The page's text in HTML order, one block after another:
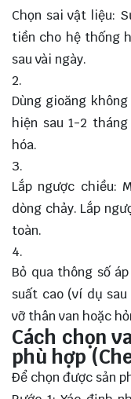
Chọn sai vật liệu:
tiền cho hệ thống
sau vài ngày.
Dùng gioăng
hiện sau 1-2
hóa.
Lắp ngược chiều:
dòng chảy. Lắp
toàn.
Bỏ qua thông số
suất cao (ví dụ
vỡ thân van hoặc
Cách chọn
phù hợp
Để chọn được sản